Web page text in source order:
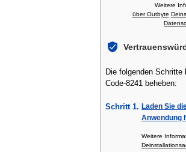
Weitere
über Outbyte
Die folgenden Schritte
Code-8241 beheben:
Schritt 1. Laden Sie
Anwendung
Weitere